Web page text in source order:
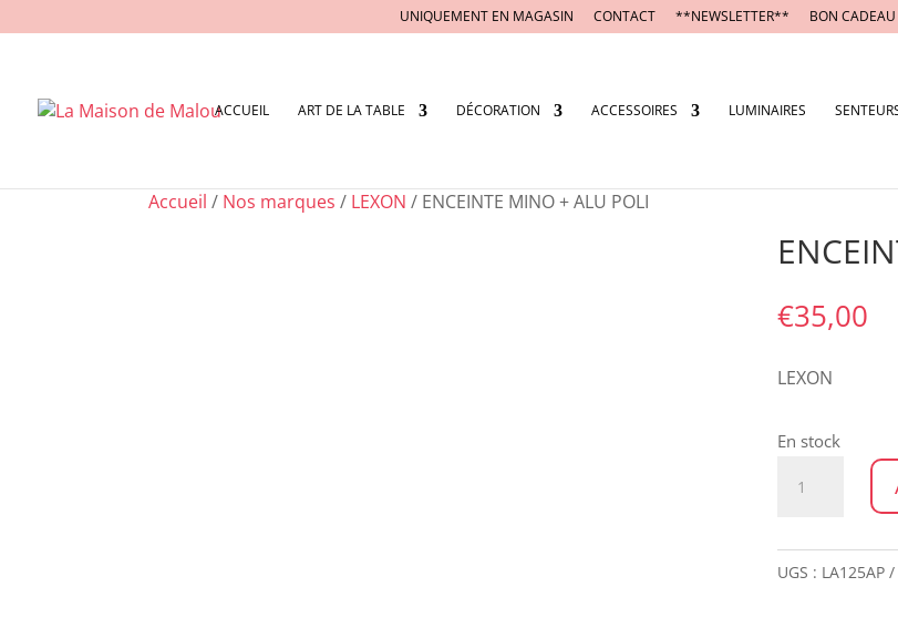
UNIQUEMENT EN MAGASIN CONTACT **NEWSLETTER** BON CADEAU
ACCUEIL ART DE LA TABLE DÉCORATION ACCESSOIRES LUMINAIRES
Accueil / Nos marques / LEXON / ENCEINTE MINO + ALU POLI
€35,00
LEXON
En stock
MINO
UGS : LA125AP